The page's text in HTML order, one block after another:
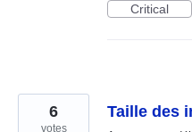
Critical
Taille des
6
votes